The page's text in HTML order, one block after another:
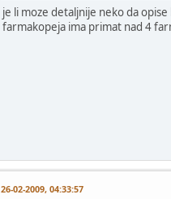
je li moze detaljnije neko da
farmakopeja ima primat nad 4
26-02-2009, 04:33:57